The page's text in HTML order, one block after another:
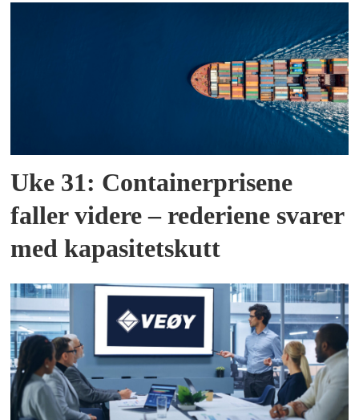
Uke 31: Containerprisene
faller videre – rederiene svarer
med kapasitetskutt